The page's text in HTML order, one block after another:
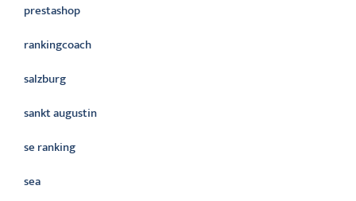
prestashop
rankingcoach
salzburg
sankt augustin
se ranking
sea